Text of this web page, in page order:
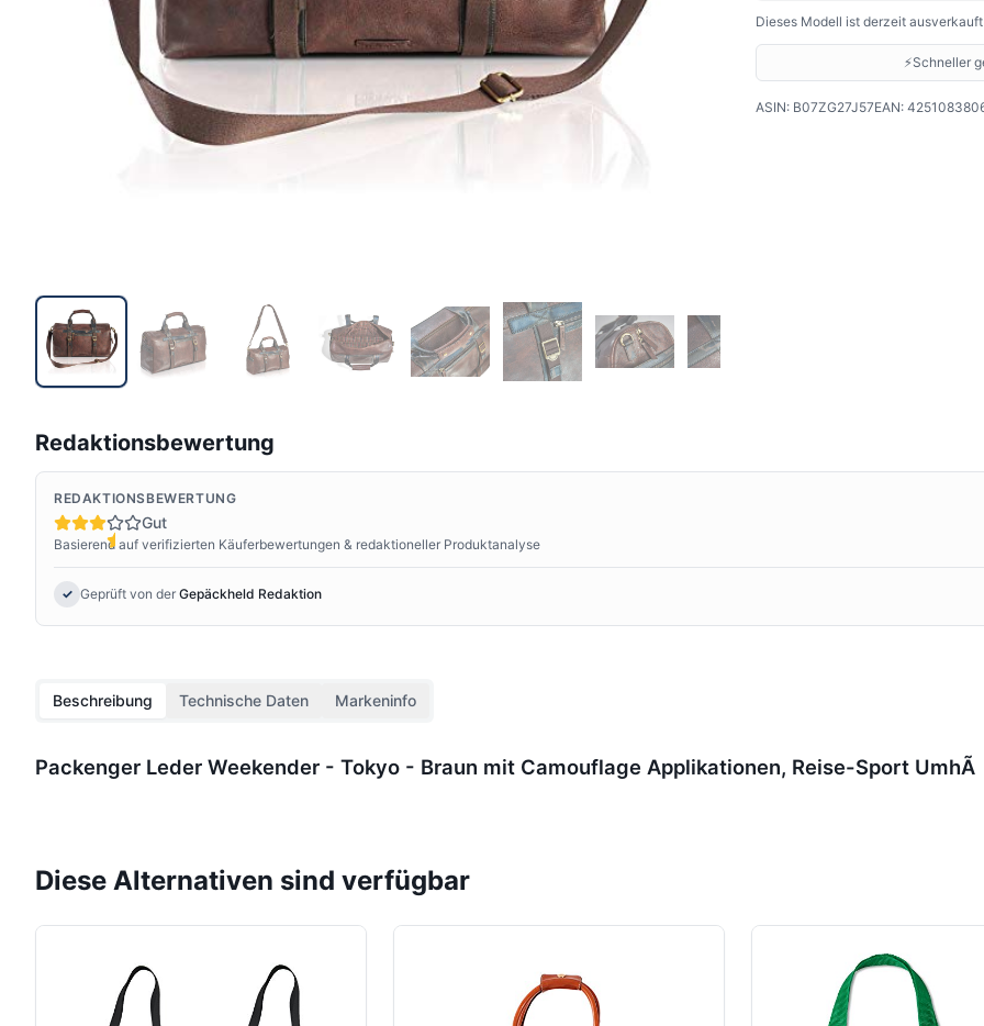
Dieses Modell ist derzeit
⚡Schneller
ASIN: B07ZG27J57EAN:
Redaktionsbewertung
REDAKTIONSBEWERTUNG
Gut
Basierend auf verifizierten Käuferbewertungen & redaktioneller Produktanalyse
✓ Geprüft von der Gepäckheld Redaktion
Beschreibung Technische Daten Markeninfo
Packenger Leder Weekender - Tokyo - Braun mit Camouflage Applikationen, Reise-Sport UmhÃ
Diese Alternativen sind verfügbar